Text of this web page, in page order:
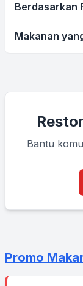
Berdasarkan
Makanan
Bantu
Promo